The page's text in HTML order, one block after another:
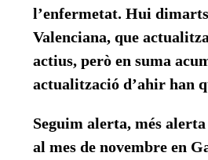
l’enfermetat. Hui
Valenciana, que
actius, però en suma
actualització d’ahir han
Seguim alerta, més
al mes de novembre en